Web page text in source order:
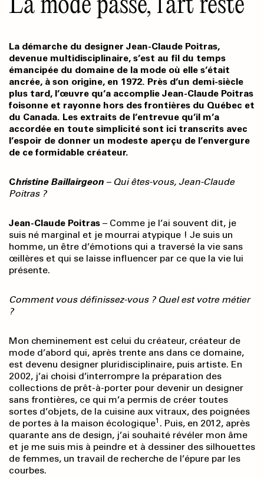
La démarche du designer Jean-Claude Poitras,
devenue multidisciplinaire, s’est au fil du temps
émancipée du domaine de la mode où elle s’était
ancrée, à son origine, en 1972. Près d’un demi-siècle
plus tard, l’œuvre qu’a accomplie Jean-Claude Poitras
foisonne et rayonne hors des frontières du Québec et
du Canada. Les extraits de l’entrevue qu’il m’a
accordée en toute simplicité sont ici transcrits avec
l’espoir de donner un modeste aperçu de l’envergure
de ce formidable créateur.
Christine Baillairgeon – Qui êtes-vous, Jean-Claude
Poitras ?
Jean-Claude Poitras – Comme je l’ai souvent dit, je
suis né marginal et je mourrai atypique ! Je suis un
homme, un être d’émotions qui a traversé la vie sans
œillères et qui se laisse influencer par ce que la vie lui
présente.
Comment vous définissez-vous ? Quel est votre métier
?
Mon cheminement est celui du créateur, créateur de
mode d’abord qui, après trente ans dans ce domaine,
est devenu designer pluridisciplinaire, puis artiste. En
2002, j’ai choisi d’interrompre la préparation des
collections de prêt-à-porter pour devenir un designer
sans frontières, ce qui m’a permis de créer toutes
sortes d’objets, de la cuisine aux vitraux, des poignées
de portes à la maison écologique1 . Puis, en 2012, après
quarante ans de design, j’ai souhaité révéler mon âme
et je me suis mis à peindre et à dessiner des silhouettes
de femmes, un travail de recherche de l’épure par les
courbes.